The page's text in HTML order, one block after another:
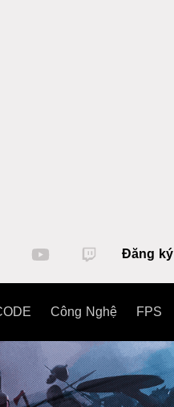
Đăng ký
Công Nghệ FPS